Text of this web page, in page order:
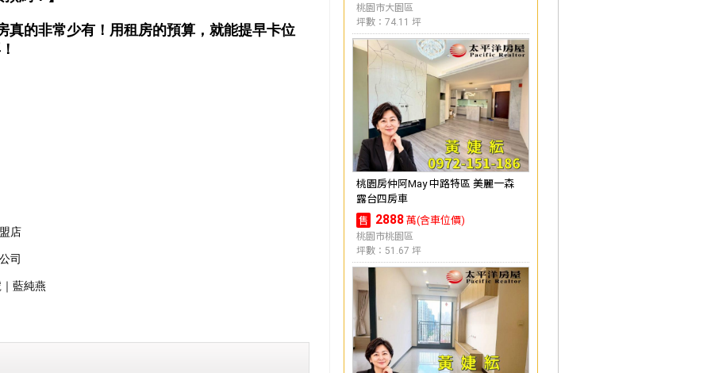
桃園市大園區
坪數：74.11 坪
桃園房仲阿May 中路特區 美麗一森
露台四房車
售 2888 萬(含車位價)
桃園市桃園區
坪數：51.67 坪